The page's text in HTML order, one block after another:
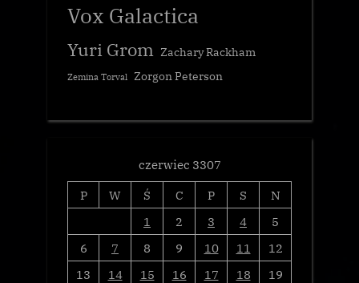
Vox Galactica
Yuri Grom Zachary Rackham
Zemina Torval Zorgon Peterson
czerwiec 3307
P
W Ś C P S
N
1
2 3 4
5
6
7 8 9 10 11
12
13
14 15 16 17 18
19